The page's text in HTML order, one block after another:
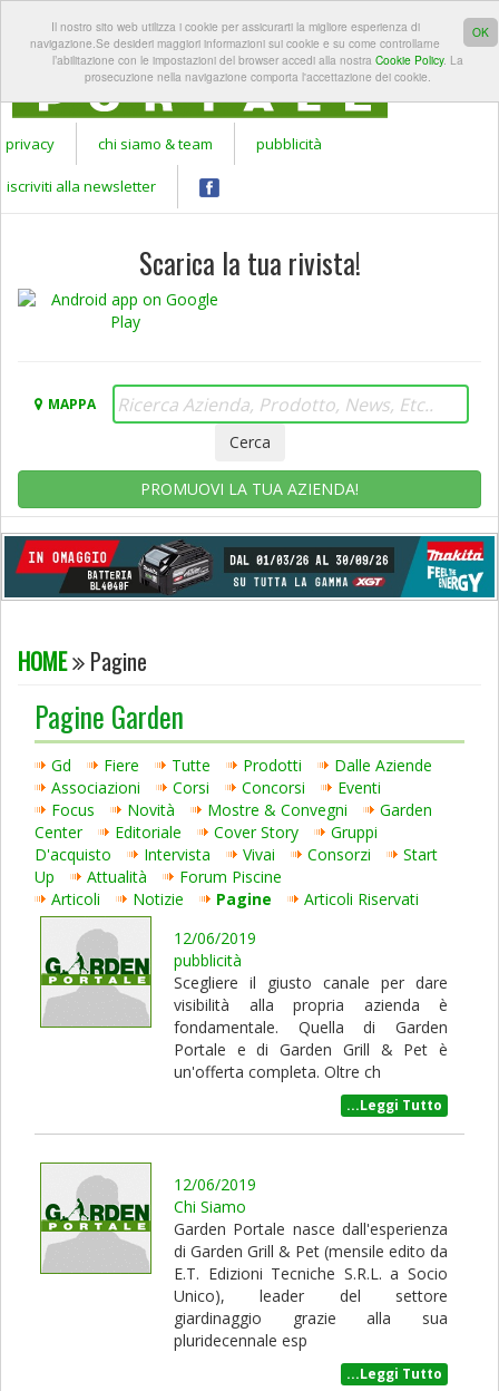
OK
Il nostro sito web utilizza i cookie per assicurarti la migliore esperienza di
navigazione.Se desideri maggiori informazioni sui cookie e su come controllarne
l’abilitazione con le impostazioni del browser accedi alla nostra Cookie Policy. La
prosecuzione nella navigazione comporta l'accettazione dei cookie.
GARDEN
PORTALE
LOGIN
privacy chi siamo & team pubblicità
iscriviti alla newsletter
Scarica la tua rivista!
MAPPA
PROMUOVI LA TUA AZIENDA!
HOME Pagine
Pagine Garden
Gd Fiere Tutte Prodotti
Dalle Aziende
Associazioni
Corsi Concorsi
Eventi
Focus
Novità Mostre & Convegni
Garden
Center
Editoriale Cover Story
Gruppi
D'acquisto
Intervista Vivai Consorzi
Start
Up
Attualità
Forum Piscine
Articoli
Notizie Pagine
Articoli Riservati
12/06/2019
pubblicità
Scegliere il giusto canale per dare
visibilità alla propria azienda è
fondamentale. Quella di Garden
Portale e di Garden Grill & Pet è
un'offerta completa. Oltre ch
...Leggi Tutto
12/06/2019
Chi Siamo
Garden Portale nasce dall'esperienza
di Garden Grill & Pet (mensile edito da
E.T. Edizioni Tecniche S.R.L. a Socio
Unico), leader del settore
giardinaggio grazie alla sua
pluridecennale esp
...Leggi Tutto